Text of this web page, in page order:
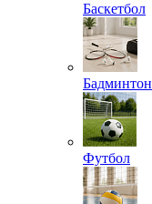
Баскетбол
Бадминтон
Футбол